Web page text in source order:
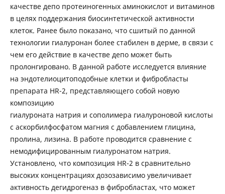
качестве депо протеиногенных аминокислот и витаминов
в целях поддержания биосинтетической активности
клеток. Ранее было показано, что сшитый по данной
технологии гиалуронан более стабилен в дерме, в связи с
чем его действие в качестве депо может быть
пролонгировано. В данной работе исследуется влияние
на эндотелиоцитоподобные клетки и фибробласты
препарата HR-2, представляющего собой новую
композицию
гиалуроната натрия и сополимера гиалуроновой кислоты
с аскорбилфосфатом магния с добавлением глицина,
пролина, лизина. В работе проводится сравнение с
немодифицированным гиалуронатом натрия.
Установлено, что композиция HR-2 в сравнительно
высоких концентрациях дозозависимо увеличивает
активность дегидрогеназ в фибробластах, что может